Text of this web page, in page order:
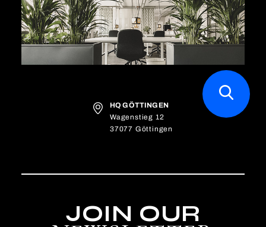
HQ GÖTTINGEN
Wagenstieg 12
37077 Göttingen
JOIN OUR